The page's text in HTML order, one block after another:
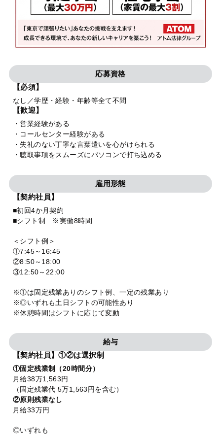
応募資格
【必須】
なし／学歴・経験・年齢等全て不問
【歓迎】
・営業経験がある
・コールセンター経験がある
・失礼のない丁寧な言葉遣いを心がけられる
・聴取事項をスムーズにパソコンで打ち込める
雇用形態
【契約社員】
■初回4か月契約
■シフト制 ※実働8時間
＜シフト例＞
①7:45～16:45
②8:50～18:00
③12:50～22:00
※①は固定残業ありのシフト例、一定の残業あり
※◎いずれも土日シフトの可能性あり
※休憩時間はシフトに応じて変動
給与
【契約社員】①②は選択制
①固定残業制（20時間分）
月給38万1,563円
（固定残業代 5万1,563円を含む）
②原則残業なし
月給33万円
◎いずれも